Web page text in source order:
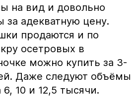
на вид и довольно
за адекватную цену.
продаются и по
осетровых в
можно купить за 3-
Даже следуют объёмы
10 и 12,5 тысячи.